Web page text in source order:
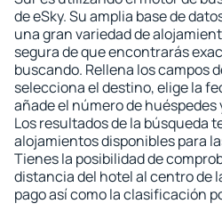
de eSky. Su amplia base de
una gran variedad de
segura de que encontrarás
buscando. Rellena los campos
selecciona el destino, elige la
añade el número de
Los resultados de la búsqueda
alojamientos disponibles para
Tienes la posibilidad de
distancia del hotel al centro de
pago así como la clasificación